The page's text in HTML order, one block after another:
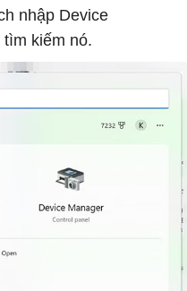
nhập Device
kiếm nó.